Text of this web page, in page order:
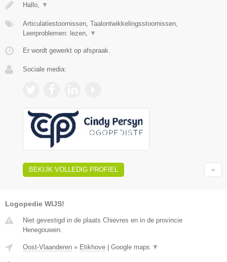
Hallo, ▼
Articulatiestoornissen, Taalontwikkelingsstoornissen,
Leerproblemen: lezen,
▼
Er wordt gewerkt op afspraak.
Sociale media:
BEKIJK VOLLEDIG PROFIEL
Logopedie WIJS!
Niet gevestigd in de plaats Chievres en in de provincie
Henegouwen.
Oost-Vlaanderen » Etikhove Google maps ▼